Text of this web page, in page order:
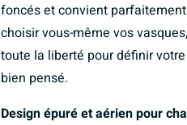
foncés et convient
choisir vous-même vos
toute la liberté pour définir
bien pensé.
Design épuré et aérien pour